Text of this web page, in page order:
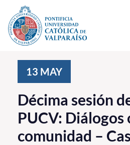
Click acá para ir directamente al
Investigación, Creación e
PUCV Internacional
Vinculación con el Medio
13 MAY
Décima sesión
PUCV: Diálogos
comunidad –